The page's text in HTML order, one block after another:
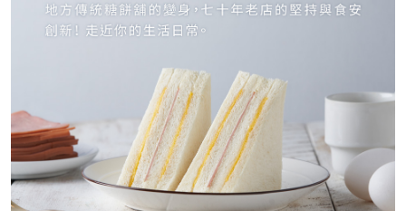
NT$ 520NT$ 550
9.5折